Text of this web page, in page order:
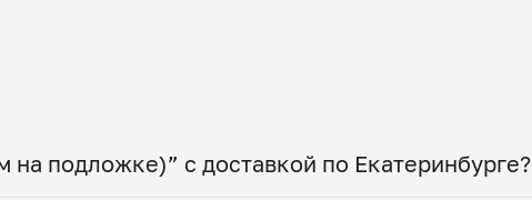
подложке)” с доставкой по Екатеринбурге?